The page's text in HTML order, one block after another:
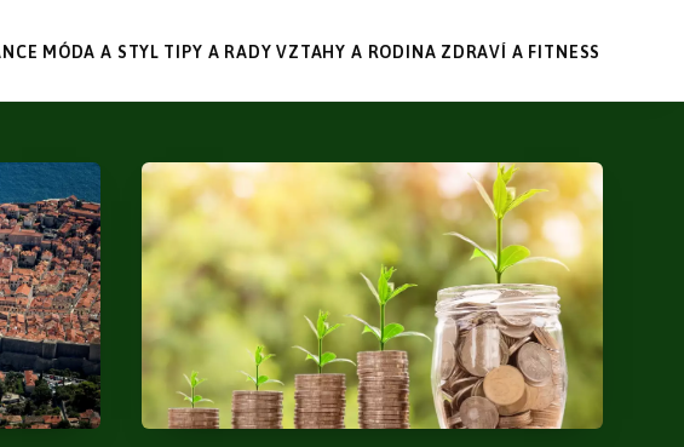
MÓDA A STYL TIPY A RADY VZTAHY A RODINA ZDRAVÍ A FITNESS